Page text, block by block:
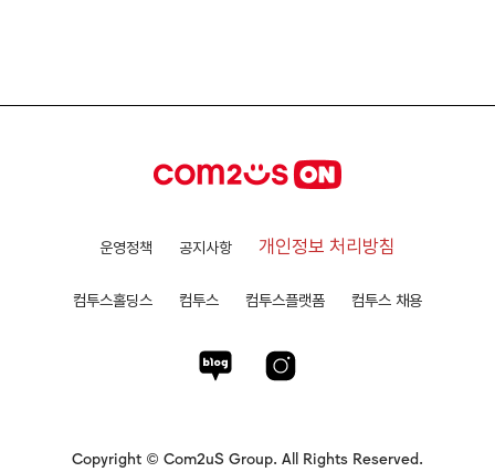
운영정책 공지사항 개인정보 처리방침
컴투스홀딩스 컴투스 컴투스플랫폼 컴투스 채용
Copyright © Com2uS Group. All Rights Reserved.